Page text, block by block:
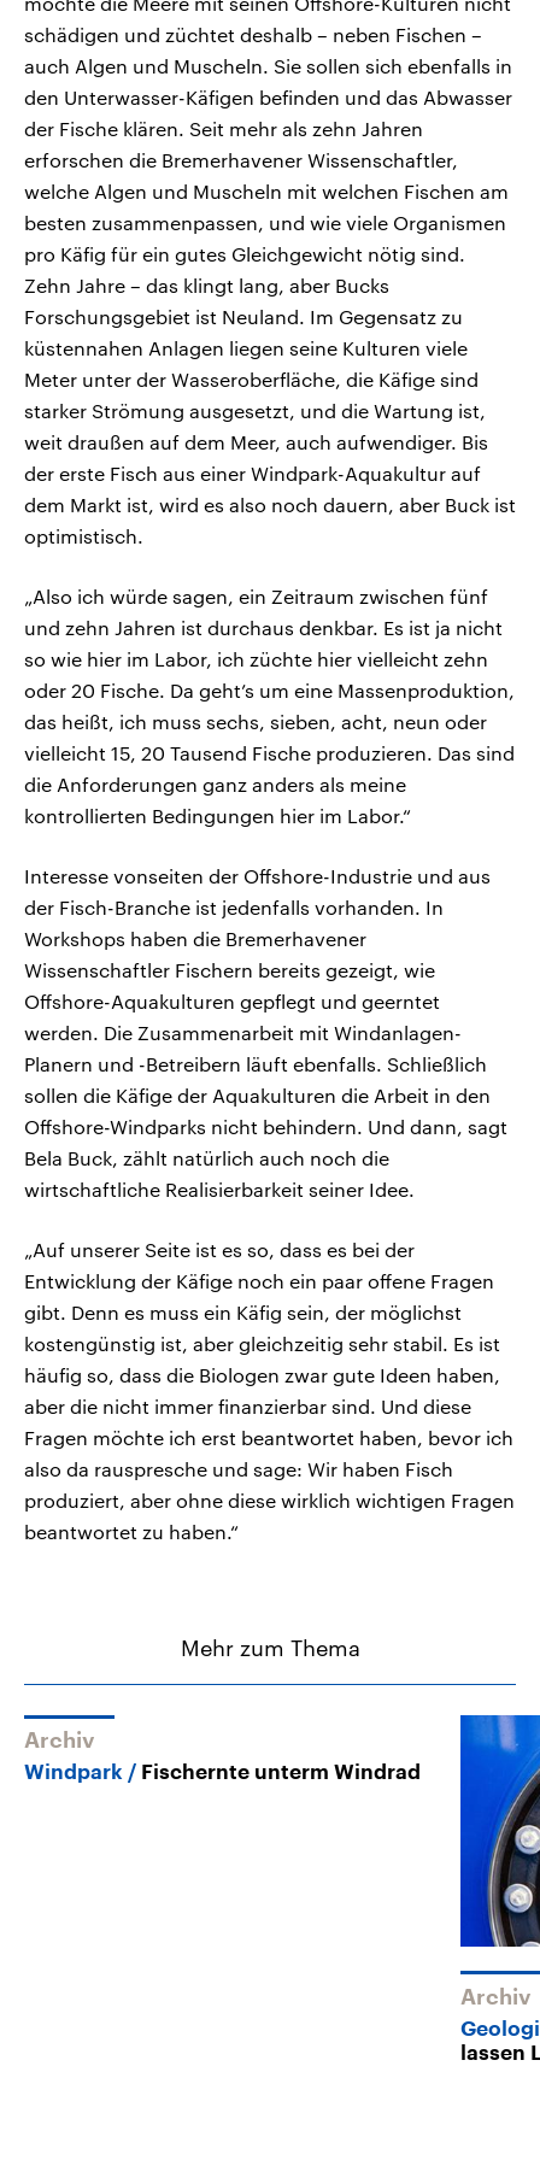
schädigen und züchtet deshalb – neben Fischen –
auch Algen und Muscheln. Sie sollen sich ebenfalls in
den Unterwasser-Käfigen befinden und das Abwasser
der Fische klären. Seit mehr als zehn Jahren
erforschen die Bremerhavener Wissenschaftler,
welche Algen und Muscheln mit welchen Fischen am
besten zusammenpassen, und wie viele Organismen
pro Käfig für ein gutes Gleichgewicht nötig sind.
Zehn Jahre – das klingt lang, aber Bucks
Forschungsgebiet ist Neuland. Im Gegensatz zu
küstennahen Anlagen liegen seine Kulturen viele
Meter unter der Wasseroberfläche, die Käfige sind
starker Strömung ausgesetzt, und die Wartung ist,
weit draußen auf dem Meer, auch aufwendiger. Bis
der erste Fisch aus einer Windpark-Aquakultur auf
dem Markt ist, wird es also noch dauern, aber Buck ist
optimistisch.
„Also ich würde sagen, ein Zeitraum zwischen fünf
und zehn Jahren ist durchaus denkbar. Es ist ja nicht
so wie hier im Labor, ich züchte hier vielleicht zehn
oder 20 Fische. Da geht’s um eine Massenproduktion,
das heißt, ich muss sechs, sieben, acht, neun oder
vielleicht 15, 20 Tausend Fische produzieren. Das sind
die Anforderungen ganz anders als meine
kontrollierten Bedingungen hier im Labor.“
Interesse vonseiten der Offshore-Industrie und aus
der Fisch-Branche ist jedenfalls vorhanden. In
Workshops haben die Bremerhavener
Wissenschaftler Fischern bereits gezeigt, wie
Offshore-Aquakulturen gepflegt und geerntet
werden. Die Zusammenarbeit mit Windanlagen-
Planern und -Betreibern läuft ebenfalls. Schließlich
sollen die Käfige der Aquakulturen die Arbeit in den
Offshore-Windparks nicht behindern. Und dann, sagt
Bela Buck, zählt natürlich auch noch die
wirtschaftliche Realisierbarkeit seiner Idee.
„Auf unserer Seite ist es so, dass es bei der
Entwicklung der Käfige noch ein paar offene Fragen
gibt. Denn es muss ein Käfig sein, der möglichst
kostengünstig ist, aber gleichzeitig sehr stabil. Es ist
häufig so, dass die Biologen zwar gute Ideen haben,
aber die nicht immer finanzierbar sind. Und diese
Fragen möchte ich erst beantwortet haben, bevor ich
also da rauspresche und sage: Wir haben Fisch
produziert, aber ohne diese wirklich wichtigen Fragen
beantwortet zu haben.“
Mehr zum Thema
Archiv
Windpark Fischernte unterm Windrad
Archiv
lassen